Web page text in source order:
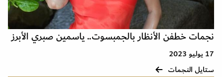
نجمات خطفن الأنظار بالجمبسوت.. ياسمين صبري الأبرز
17 يوليو 2023
ستايل النجمات